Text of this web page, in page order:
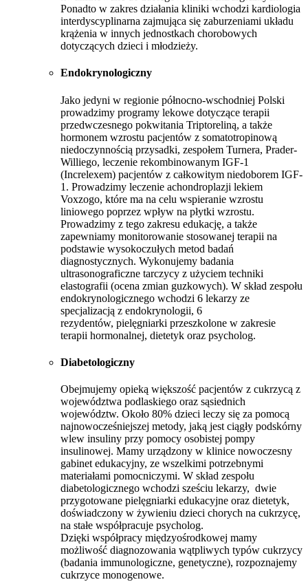
Ponadto w zakres działania kliniki wchodzi kardiologia
interdyscyplinarna zajmująca się zaburzeniami układu
krążenia w innych jednostkach chorobowych
dotyczących dzieci i młodzieży.
Endokrynologiczny
Jako jedyni w regionie północno-wschodniej Polski
prowadzimy programy lekowe dotyczące terapii
przedwczesnego pokwitania Triptoreliną, a także
hormonem wzrostu pacjentów z somatotropinową
niedoczynnością przysadki, zespołem Turnera, Prader-
Williego, leczenie rekombinowanym IGF-1
(Increlexem) pacjentów z całkowitym niedoborem IGF-
1. Prowadzimy leczenie achondroplazji lekiem
Voxzogo, które ma na celu wspieranie wzrostu
liniowego poprzez wpływ na płytki wzrostu.
Prowadzimy z tego zakresu edukację, a także
zapewniamy monitorowanie stosowanej terapii na
podstawie wysokoczułych metod badań
diagnostycznych. Wykonujemy badania
ultrasonograficzne tarczycy z użyciem techniki
elastografii (ocena zmian guzkowych). W skład zespołu
endokrynologicznego wchodzi 6 lekarzy ze
specjalizacją z endokrynologii, 6
rezydentów, pielęgniarki przeszkolone w zakresie
terapii hormonalnej, dietetyk oraz psycholog.
Diabetologiczny
Obejmujemy opieką większość pacjentów z cukrzycą z
województwa podlaskiego oraz sąsiednich
województw. Około 80% dzieci leczy się za pomocą
najnowocześniejszej metody, jaką jest ciągły podskórny
wlew insuliny przy pomocy osobistej pompy
insulinowej. Mamy urządzony w klinice nowoczesny
gabinet edukacyjny, ze wszelkimi potrzebnymi
materiałami pomocniczymi. W skład zespołu
diabetologicznego wchodzi sześciu lekarzy, dwie
przygotowane pielęgniarki edukacyjne oraz dietetyk,
doświadczony w żywieniu dzieci chorych na cukrzycę,
na stałe współpracuje psycholog.
Dzięki współpracy międzyośrodkowej mamy
możliwość diagnozowania wątpliwych typów cukrzycy
(badania immunologiczne, genetyczne), rozpoznajemy
cukrzyce monogenowe.